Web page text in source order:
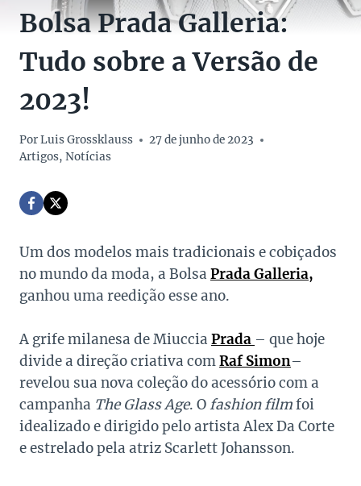
Bolsa Prada Galleria:
Tudo sobre a Versão de
2023!
PorLuis Grossklauss
27 de junho de 2023
Artigos, Notícias
Um dos modelos mais tradicionais e cobiçados
no mundo da moda, a Bolsa Prada Galleria,
ganhou uma reedição esse ano.
A grife milanesa de Miuccia Prada – que hoje
divide a direção criativa comRaf Simon–
revelou sua nova coleção do acessório com a
campanha The Glass Age. Ofashion filmfoi
idealizado e dirigido pelo artista Alex Da Corte
e estrelado pela atriz Scarlett Johansson.